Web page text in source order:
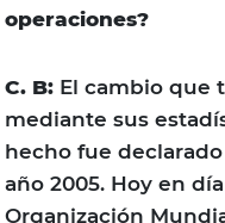
operaciones?
C. B: El cambio que
mediante sus
hecho fue
año 2005. Hoy en
Organización